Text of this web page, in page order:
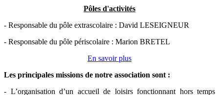
Pôles d'activités
- Responsable du pôle extrascolaire : David LESEIGNEUR
- Responsable du pôle périscolaire : Marion BRETEL
En savoir plus
Les principales missions de notre association sont :
- L’organisation d’un accueil de loisirs fonctionnant hors temps